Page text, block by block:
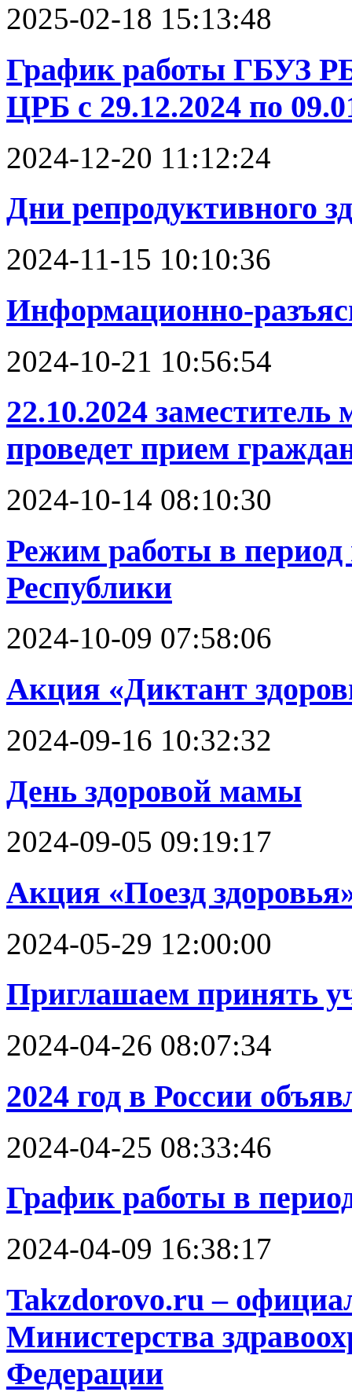
2025-02-18 15:13:48
График работы ГБУЗ
ЦРБ с 29.12.2024 по
2024-12-20 11:12:24
Дни репродуктивного
2024-11-15 10:10:36
Информационно-
2024-10-21 10:56:54
22.10.2024
проведет прием
2024-10-14 08:10:30
Режим работы в
Республики
2024-10-09 07:58:06
Акция «Диктант
2024-09-16 10:32:32
День здоровой мамы
2024-09-05 09:19:17
Акция «Поезд
2024-05-29 12:00:00
Приглашаем принять
2024-04-26 08:07:34
2024 год в России
2024-04-25 08:33:46
График работы в
2024-04-09 16:38:17
Takzdorovo.ru –
Министерства
Федерации